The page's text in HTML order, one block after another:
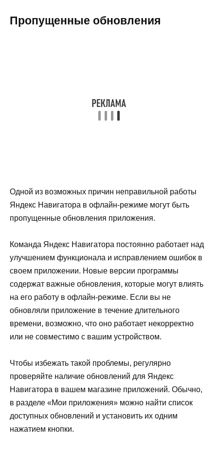
Пропущенные обновления
Одной из возможных причин неправильной работы
Яндекс Навигатора в офлайн-режиме могут быть
пропущенные обновления приложения.
Команда Яндекс Навигатора постоянно работает над
улучшением функционала и исправлением ошибок в
своем приложении. Новые версии программы
содержат важные обновления, которые могут влиять
на его работу в офлайн-режиме. Если вы не
обновляли приложение в течение длительного
времени, возможно, что оно работает некорректно
или не совместимо с вашим устройством.
Чтобы избежать такой проблемы, регулярно
проверяйте наличие обновлений для Яндекс
Навигатора в вашем магазине приложений. Обычно,
в разделе «Мои приложения» можно найти список
доступных обновлений и установить их одним
нажатием кнопки.